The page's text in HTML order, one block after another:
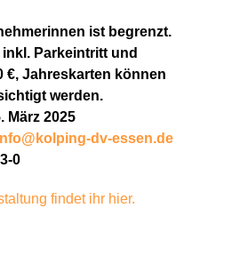
ist begrenzt.
Parkeintritt und
€, Jahreskarten können
werden.
März 2025
dv-essen.de
0
findet ihr hier.